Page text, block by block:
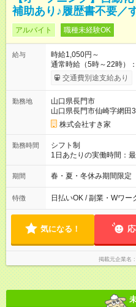
補助あり♪履歴書不要／
アルバイト 職種未経験OK
給与
時給1,050円～
通常時給（5時～22時）
1375円 高校生時給：1050円 【オープン手当】時給＋
オープン手当て込み通
ン手当て込み高校生時給：1200円 【オー
2026/08/01~2026/10/31 【特別手当】早朝手当（5：00-9：
00）時給+150円 【試用期間】試用期間あり 試用期間の長さ：1
ヶ月 雇用形態、給与は
30日（※条件変更なし）
ただきます。 研修制度
交通費別途支給あり
勤務地
山口県長門市
山口県長門市仙崎字網田
株式会社すき家
勤務時間
シフト制
1日あたりの実働時間：
2h～OK ＜シフト例＞ 〇
後帯 14:00-18:00 〇夜帯
ます♪
期間 春・夏・冬休み期間限定
特徴 日払いOK / 副業・Wワー
気になる！
掲載元企業名